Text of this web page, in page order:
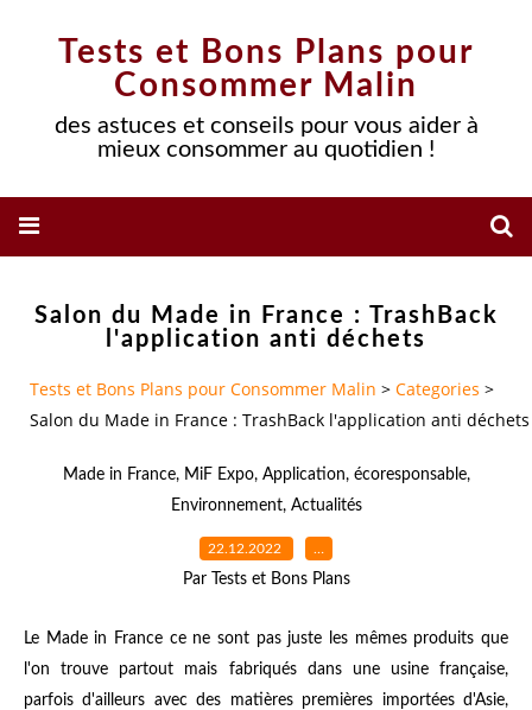
Tests et Bons Plans pour
Consommer Malin
des astuces et conseils pour vous aider à
mieux consommer au quotidien !
Salon du Made in France : TrashBack
l'application anti déchets
Tests et Bons Plans pour Consommer Malin > Categories >
Salon du Made in France : TrashBack l'application anti déchets
Made in France, MiF Expo, Application, écoresponsable,
Environnement, Actualités
22.12.2022 …
Par Tests et Bons Plans
Le Made in France ce ne sont pas juste les mêmes produits que
l'on trouve partout mais fabriqués dans une usine française,
parfois d'ailleurs avec des matières premières importées d'Asie,